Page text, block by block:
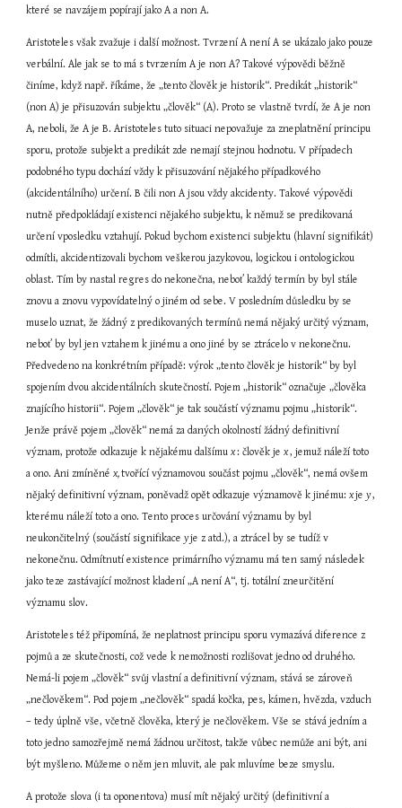
které se navzájem popírají jako A a non A.
Aristoteles však zvažuje i další možnost. Tvrzení A není A se ukázalo jako pouze
verbální. Ale jak se to má s tvrzením A je non A? Takové výpovědi běžně
činíme, když např. říkáme, že „tento člověk je historik“. Predikát „historik“
(non A) je přisuzován subjektu „člověk“ (A). Proto se vlastně tvrdí, že A je non
A, neboli, že A je B. Aristoteles tuto situaci nepovažuje za zneplatnění principu
sporu, protože subjekt a predikát zde nemají stejnou hodnotu. V případech
podobného typu dochází vždy k přisuzování nějakého případkového
(akcidentálního) určení. B čili non A jsou vždy akcidenty. Takové výpovědi
nutně předpokládají existenci nějakého subjektu, k němuž se predikovaná
určení vposledku vztahují. Pokud bychom existenci subjektu (hlavní signifikát)
odmítli, akcidentizovali bychom veškerou jazykovou, logickou i ontologickou
oblast. Tím by nastal regres do nekonečna, neboť každý termín by byl stále
znovu a znovu vypovídatelný o jiném od sebe. V posledním důsledku by se
muselo uznat, že žádný z predikovaných termínů nemá nějaký určitý význam,
neboť by byl jen vztahem k jinému a ono jiné by se ztrácelo v nekonečnu.
Předvedeno na konkrétním případě: výrok „tento člověk je historik“ by byl
spojením dvou akcidentálních skutečností. Pojem „historik“ označuje „člověka
znajícího historii“. Pojem „člověk“ je tak součástí významu pojmu „historik“.
Jenže právě pojem „člověk“ nemá za daných okolností žádný definitivní
význam, protože odkazuje k nějakému dalšímu x : člověk je x , jemuž náleží toto
a ono. Ani zmíněné x, tvořící významovou součást pojmu „člověk“, nemá ovšem
nějaký definitivní význam, poněvadž opět odkazuje významově k jinému: x je y ,
kterému náleží toto a ono. Tento proces určování významu by byl
neukončitelný (součástí signifikace y je z atd.), a ztrácel by se tudíž v
nekonečnu. Odmítnutí existence primárního významu má ten samý následek
jako teze zastávající možnost kladení „A není A“, tj. totální zneurčitění
významu slov.
Aristoteles též připomíná, že neplatnost principu sporu vymazává diference z
pojmů a ze skutečnosti, což vede k nemožnosti rozlišovat jedno od druhého.
Nemá-li pojem „člověk“ svůj vlastní a definitivní význam, stává se zároveň
„nečlověkem“. Pod pojem „nečlověk“ spadá kočka, pes, kámen, hvězda, vzduch
– tedy úplně vše, včetně člověka, který je nečlověkem. Vše se stává jedním a
toto jedno samozřejmě nemá žádnou určitost, takže vůbec nemůže ani být, ani
být myšleno. Můžeme o něm jen mluvit, ale pak mluvíme beze smyslu.
A protože slova (i ta oponentova) musí mít nějaký určitý (definitivní a